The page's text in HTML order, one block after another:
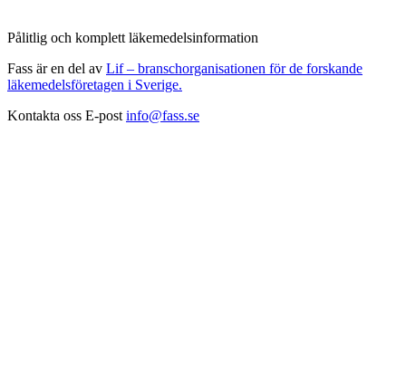
Pålitlig och komplett läkemedelsinformation
Fass är en del av Lif – branschorganisationen för de forskande
läkemedelsföretagen i Sverige.
Kontakta oss E-post info@fass.se